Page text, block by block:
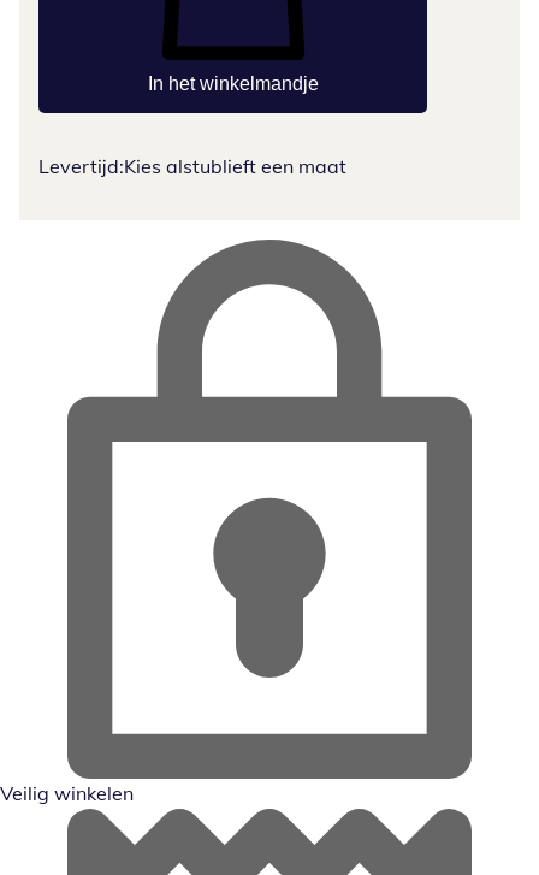
In het winkelmandje
Levertijd:Kies alstublieft een maat
Veilig winkelen